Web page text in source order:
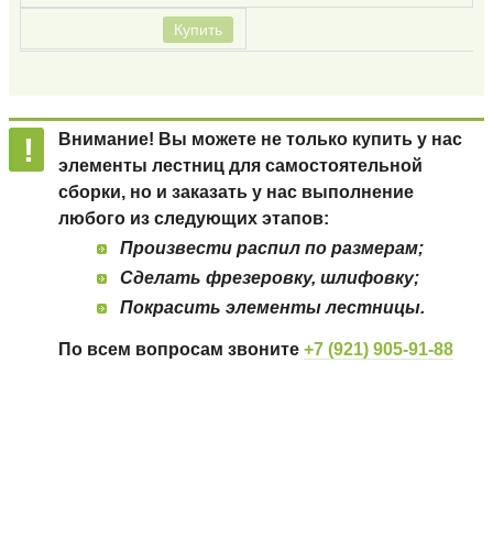
Купить
Внимание! Вы можете не только купить у нас
элементы лестниц для самостоятельной
сборки, но и заказать у нас выполнение
любого из следующих этапов:
Произвести распил по размерам;
Сделать фрезеровку, шлифовку;
Покрасить элементы лестницы.
По всем вопросам звоните +7 (921) 905-91-88